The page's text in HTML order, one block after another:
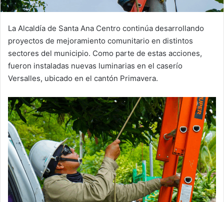
La Alcaldía de Santa Ana Centro continúa desarrollando
proyectos de mejoramiento comunitario en distintos
sectores del municipio. Como parte de estas acciones,
fueron instaladas nuevas luminarias en el caserío
Versalles, ubicado en el cantón Primavera.